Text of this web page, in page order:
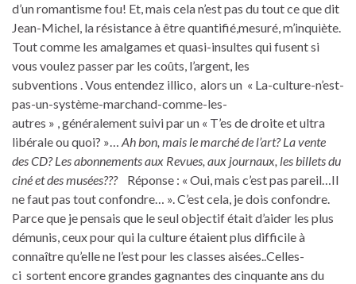
d’un romantisme fou! Et, mais cela n’est pas du tout ce que dit
Jean-Michel, la résistance à être quantifié,mesuré, m’inquiète.
Tout comme les amalgames et quasi-insultes qui fusent si
vous voulez passer par les coûts, l’argent, les
subventions . Vous entendez illico, alors un « La-culture-n’est-
pas-un-système-marchand-comme-les-
autres » , généralement suivi par un « T’es de droite et ultra
libérale ou quoi? »… Ah bon, mais le marché de l’art? La vente
des CD? Les abonnements aux Revues, aux journaux, les billets du
ciné et des musées???Réponse : « Oui, mais c’est pas pareil…Il
ne faut pas tout confondre… ». C’est cela, je dois confondre.
Parce que je pensais que le seul objectif était d’aider les plus
démunis, ceux pour qui la culture étaient plus difficile à
connaître qu’elle ne l’est pour les classes aisées..Celles-
ci sortent encore grandes gagnantes des cinquante ans du